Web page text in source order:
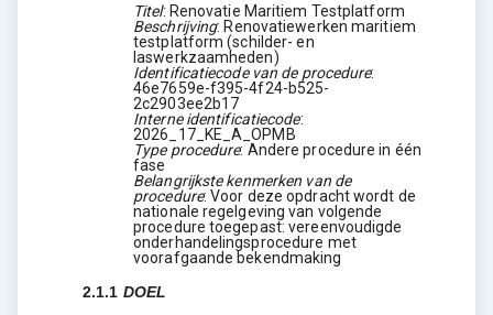
Titel: Renovatie Maritiem Testplatform
Beschrijving:Renovatiewerken maritiem
testplatform (schilder- en
laswerkzaamheden)
Identificatiecode van de procedure:
46e7659e-f395-4f24-b525-
2c2903ee2b17
Interne identificatiecode:
2026_17_KE_A_OPMB
Type procedure: Andere procedure in één
fase
Belangrijkste kenmerken van de
procedure:Voor deze opdracht wordt de
nationale regelgeving van volgende
procedure toegepast: vereenvoudigde
onderhandelingsprocedure met
voorafgaande bekendmaking
2.1.1 DOEL